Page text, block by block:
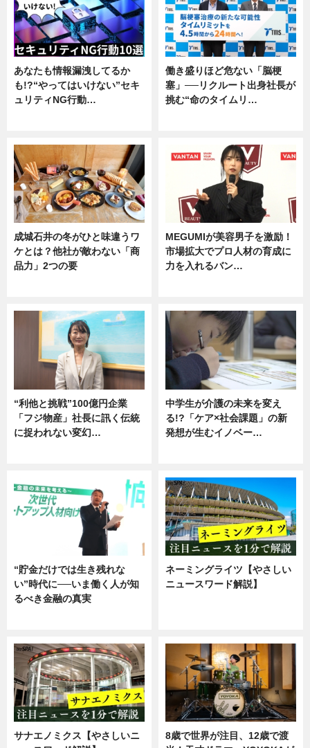
あなたも情報漏洩してるか
も!?“やってはいけない”セキ
ュリティNG行動…
働き盛りほど危ない「脳梗
塞」──リクルート出身社長が
挑む“命のタイムリ…
成城石井の冬がひと味違うワ
ケとは？他社が敵わない「商
品力」2つの要
MEGUMIが美容男子を激励！
市場拡大でプロ人材の育成に
力を入れるバン…
“利他と挑戦”100億円企業
「フジ物産」社長に訊く伝統
に捉われない変幻…
中学生が介護の未来を変え
る!?「ケア×社会課題」の新
発想が生むイノベー…
“貯金だけでは生き残れな
い”時代に──いま働く人が知
るべき金融の真実
ネーミングライツ【やさしい
ニュースワード解説】
サナエノミクス【やさしいニ
8歳で世界が注目、12歳で渡